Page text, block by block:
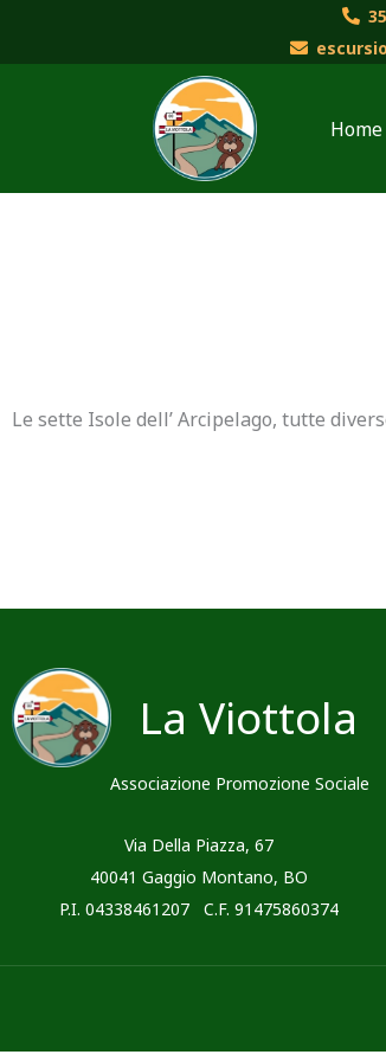
Home
Le sette Isole dell’ Arcipelago, tutte
La Viottola
Associazione Promozione Sociale
Via Della Piazza, 67
40041 Gaggio Montano, BO
P.I. 04338461207 C.F. 91475860374